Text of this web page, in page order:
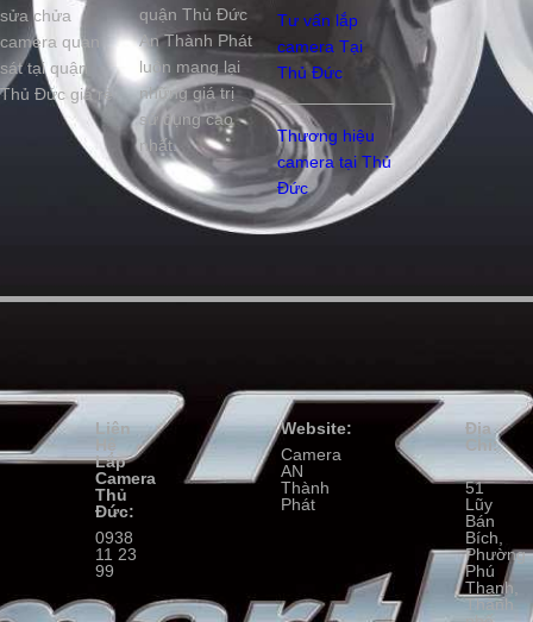
sửa chửa
camera quan
sát tại quận
Thủ Đức giá rẻ
quận Thủ Đức
An Thành Phát
luôn mang lại
những giá trị
sử dụng cao
nhất.
Tư vấn lắp
camera Tại
Thủ Đức
Thương hiệu
camera tại Thủ
Đức
Liên
Hệ
Lắp
Camera
Thủ
Đức:
0938
11 23
99
Website:
Camera
AN
Thành
Phát
Địa
Chỉ:
51
Lũy
Bán
Bích,
Phường
Phú
Thạnh,
Thành